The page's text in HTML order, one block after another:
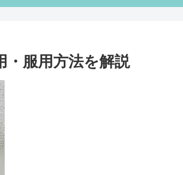
・服用方法を解説